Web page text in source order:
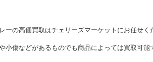
ーの高価買取はチェリーズマーケットにお任せく
小傷などがあるものでも商品によっては買取可能